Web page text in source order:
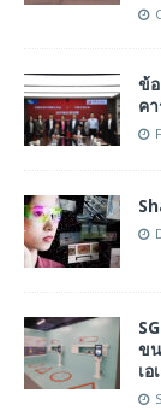
ข้
ค
ข
เ